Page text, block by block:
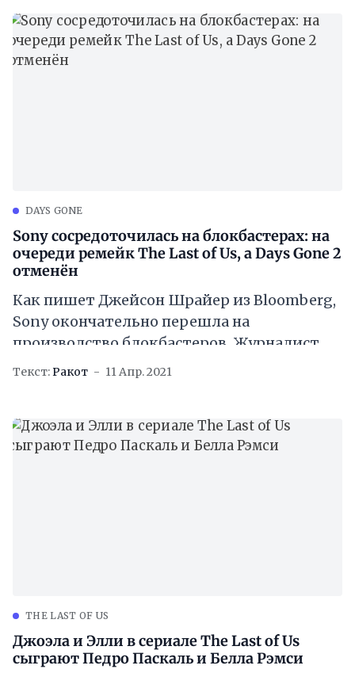
DAYS GONE
Sony сосредоточилась на блокбастерах: на
очереди ремейк The Last of Us, а Days Gone 2
отменён
Как пишет Джейсон Шрайер из Bloomberg,
Sony окончательно перешла на
производство блокбастеров. Журналист
провёл небольшое расследование,
почему
Текст:Ракот 11 Апр. 2021
THE LAST OF US
Джоэла и Элли в сериале The Last of Us
сыграют Педро Паскаль и Белла Рэмси